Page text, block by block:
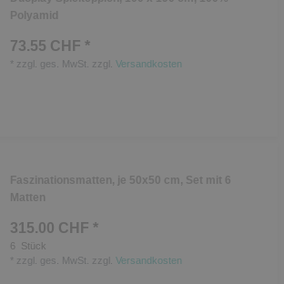
Polyamid
73.55 CHF *
zzgl. ges. MwSt. zzgl. Versandkosten
Faszinationsmatten, je 50x50 cm, Set mit 6
Matten
315.00 CHF *
6
Stück
zzgl. ges. MwSt. zzgl. Versandkosten